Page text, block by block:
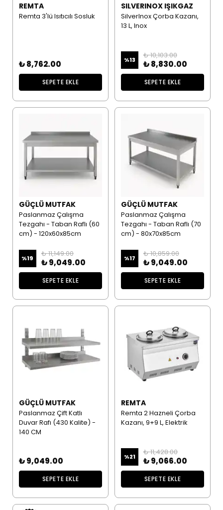
REMTA
Remta 3'lü Isıtıcılı Sosluk
₺ 8,762.00
SEPETE EKLE
SILVERINOX IŞIKGAZ
SilverInox Çorba Kazanı,
13 L, Inox
%13
₺ 10,103.00
₺ 8,830.00
SEPETE EKLE
GÜÇLÜ MUTFAK
Paslanmaz Çalışma
Tezgahı - Taban Raflı (60
cm) - 120x60x85cm
%19
₺ 11,149.00
₺ 9,049.00
SEPETE EKLE
GÜÇLÜ MUTFAK
Paslanmaz Çalışma
Tezgahı - Taban Raflı (70
cm) - 80x70x85cm
%17
₺ 10,859.00
₺ 9,049.00
SEPETE EKLE
GÜÇLÜ MUTFAK
Paslanmaz Çift Katlı
Duvar Rafı (430 Kalite) -
140 CM
₺ 9,049.00
SEPETE EKLE
REMTA
Remta 2 Hazneli Çorba
Kazanı, 9+9 L, Elektrik
%21
₺ 11,428.00
₺ 9,066.00
SEPETE EKLE